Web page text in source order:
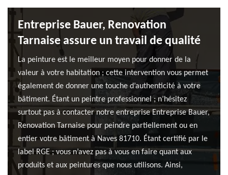
Entreprise Bauer, Renovation
Tarnaise assure un travail de qualité
La peinture est le meilleur moyen pour donner de la
valeur à votre habitation ; cette intervention vous permet
également de donner une touche d’authenticité à votre
bâtiment. Étant un peintre professionnel ; n’hésitez
surtout pas à contacter notre entreprise Entreprise Bauer,
Renovation Tarnaise pour peindre partiellement ou en
entier votre bâtiment à Naves 81710. Étant certifié par le
label RGE ; vous n’avez pas à vous en faire quant aux
produits et aux peintures que nous utilisons. Ainsi,